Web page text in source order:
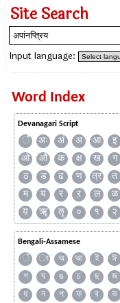
Site Search
Input language:
Word Index
Devanagari Script
ँ अः अं अ आ इ
ओ
औ क क्ष ख ग
ठ
ड ढ ण त्र त
म
य र ऱ ल ळ
य़
ॠ ॡ ० १ २
Bengali-Assamese
ঁ ং অ আ ই ঈ
গ
ঘ ঙ চ ছ জ
ধ
ন প ফ ব ভ